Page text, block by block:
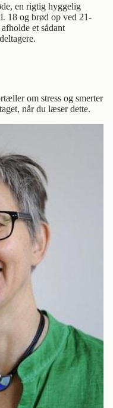
en rigtig hyggelig
18 og brød op ved 21-
et sådant
om stress og smerter
når du læser dette.